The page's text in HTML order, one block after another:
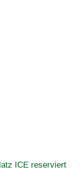
ICE reserviert